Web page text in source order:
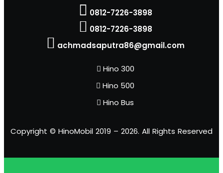
0812-7226-3898
0812-7226-3898
achmadsaputra86@gmail.com
Hino 300
Hino 500
Hino Bus
Copyright © HinoMobil 2019 – 2026. All Rights Reserved